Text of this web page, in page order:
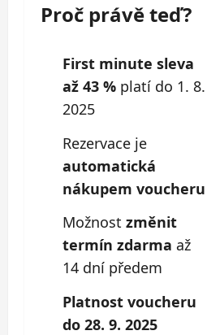
Proč právě teď?
First minute sleva
až 43 % platí do 1. 8.
2025
Rezervace je
automatická
nákupem voucheru
Možnost změnit
termín zdarma až
14 dní předem
Platnost voucheru
do 28. 9. 2025